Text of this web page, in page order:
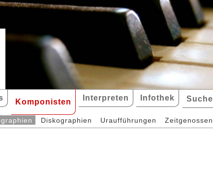
Komponisten Interpreten Infothek Suche
Diskographien Uraufführungen Zeitgenossen